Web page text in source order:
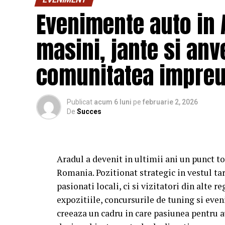
Cu râs pe săturate, surprize și personaje
mea”
intră în cinematografele din toată
Spectatorilor li s-a pregătit o surpriză
Night” organizată în mai multe
cumpără un bilet la comedia „În pielea
mea” se pot înscrie în cursa pentru un
biletului la cinema înformularul dedicat
sorți pe 24 februarie.
După proiecțiile speciale din Arad,
Mare, Oradea, cu săli pline, multe
Evenimente auto
masini, jante si
comunitatea
Publicat acum 6 luni pe februarie 2, 2026
De Succes
Aradul a devenit in ultimii ani un punct
Romania. Pozitionat strategic in vestul
pasionati locali, ci si vizitatori din alte
expozitiile, concursurile de tuning si
creeaza un cadru in care pasiunea